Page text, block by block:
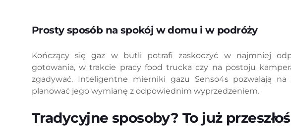
Prosty sposób na spokój w domu i w podróży
Kończący się gaz w butli potrafi zaskoczyć w najmniej
gotowania, w trakcie pracy food trucka czy na postoju
zgadywać. Inteligentne mierniki gazu Senso4s pozwalają
planować jego wymianę z odpowiednim wyprzedzeniem.
Tradycyjne sposoby? To już